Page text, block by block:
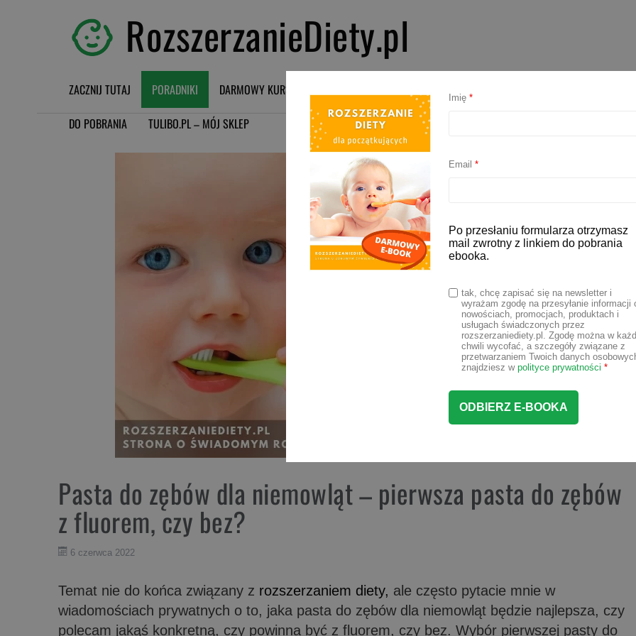
RozszerzanieDiety.pl
ZACZNIJ TUTAJ PORADNIKI DARMOWY KURS BLW
DO POBRANIA
TULIBO.PL – MÓJ SKLEP
Pasta do zębów dla niemowląt – pierwsza pasta do zębów
z fluorem, czy bez?
6 czerwca 2022
Temat nie do końca związany z rozszerzaniem diety, ale często pytacie mnie w
wiadomościach prywatnych o to, jaka pasta do zębów dla niemowląt będzie najlepsza, czy
polecam jakąś konkretną, czy powinna być z fluorem, czy bez. Wybór pierwszej pasty do
Imię *
Email *
Po przesłaniu formularza otrzymasz
mail zwrotny z linkiem do pobrania
ebooka.
tak, chcę zapisać się na newsletter i
wyrażam zgodę na przesyłanie informacji
nowościach, promocjach, produktach i
usługach świadczonych przez
rozszerzaniediety.pl. Zgodę można w
chwili wycofać, a szczegóły związane z
przetwarzaniem Twoich danych
znajdziesz wpolityce prywatności *